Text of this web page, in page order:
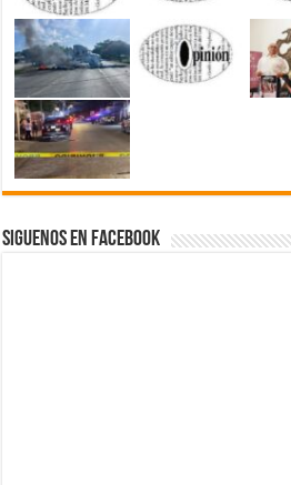
Siguenos en Facebook